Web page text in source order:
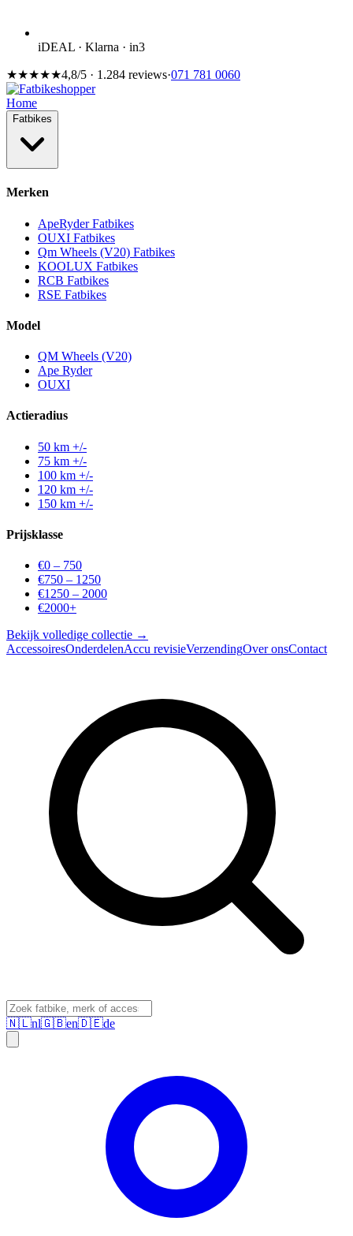
iDEAL · Klarna · in3
★★★★★4,8/5 · 1.284 reviews·071 781 0060
Home
Fatbikes
Merken
ApeRyder Fatbikes
OUXI Fatbikes
Qm Wheels (V20) Fatbikes
KOOLUX Fatbikes
RCB Fatbikes
RSE Fatbikes
Model
QM Wheels (V20)
Ape Ryder
OUXI
Actieradius
50 km +/-
75 km +/-
100 km +/-
120 km +/-
150 km +/-
Prijsklasse
€0 – 750
€750 – 1250
€1250 – 2000
€2000+
Bekijk volledige collectie →
AccessoiresOnderdelenAccu revisieVerzendingOver onsContact
🇳🇱nl🇬🇧en🇩🇪de